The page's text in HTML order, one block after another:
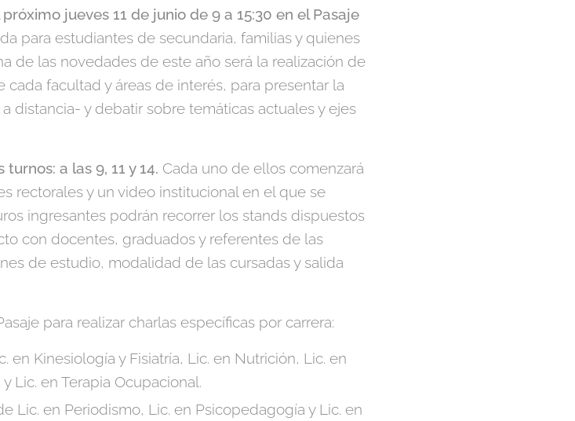
próximo jueves 11 de junio de 9 a 15:30 en el Pasaje
para estudiantes de secundaria, familias y quienes
de las novedades de este año será la realización de
facultad y áreas de interés, para presentar la
distancia- y debatir sobre temáticas actuales y ejes
a las 9, 11 y 14. Cada uno de ellos comenzará
rectorales y un video institucional en el que se
ingresantes podrán recorrer los stands dispuestos
con docentes, graduados y referentes de las
de estudio, modalidad de las cursadas y salida
para realizar charlas específicas por carrera:
en Kinesiología y Fisiatría, Lic. en Nutrición, Lic. en
Lic. en Terapia Ocupacional.
Lic. en Periodismo, Lic. en Psicopedagogía y Lic. en